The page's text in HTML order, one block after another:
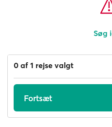
Søg
0 af 1 rejse valgt
Fortsæt